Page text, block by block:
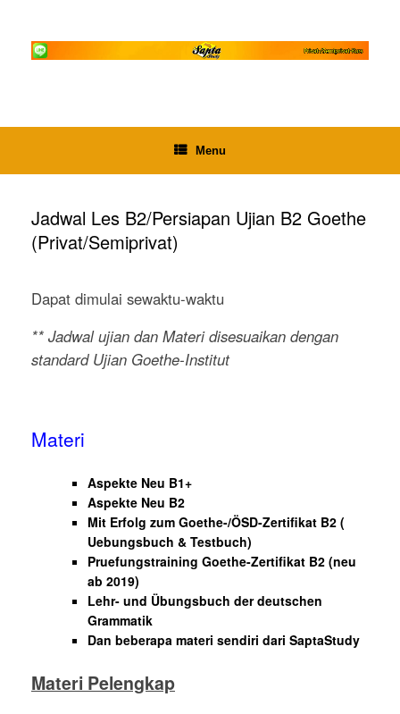
content
Menu
Jadwal Les B2/Persiapan Ujian B2 Goethe
(Privat/Semiprivat)
Dapat dimulai sewaktu-waktu
** Jadwal ujian dan Materi disesuaikan dengan
standard Ujian Goethe-Institut
Materi
Aspekte Neu B1+
Aspekte Neu B2
Mit Erfolg zum Goethe-/ÖSD-Zertifikat B2 (
Uebungsbuch & Testbuch)
Pruefungstraining Goethe-Zertifikat B2 (neu
ab 2019)
Lehr- und Übungsbuch der deutschen
Grammatik
Dan beberapa materi sendiri dari SaptaStudy
Materi Pelengkap